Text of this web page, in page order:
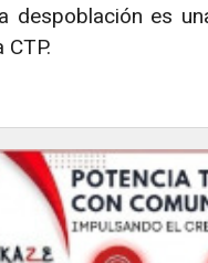
despoblación es